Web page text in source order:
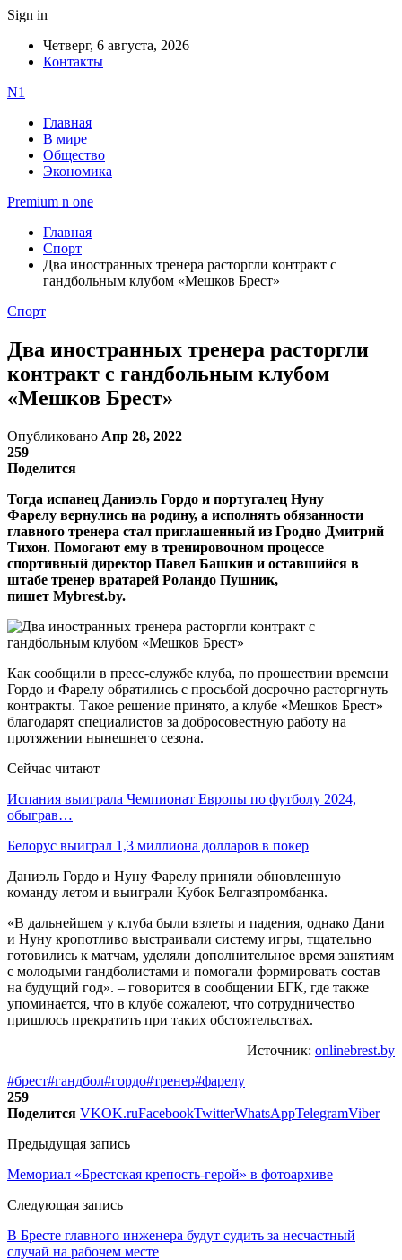
Sign in
Четверг, 6 августа, 2026
Контакты
N1
Главная
В мире
Общество
Экономика
Premium n one
Главная
Спорт
Два иностранных тренера расторгли контракт с
гандбольным клубом «Мешков Брест»
Спорт
Два иностранных тренера расторгли
контракт с гандбольным клубом
«Мешков Брест»
Опубликовано Апр 28, 2022
259
Поделится
Тогда испанец Даниэль Гордо и португалец Нуну
Фарелу вернулись на родину, а исполнять обязанности
главного тренера стал приглашенный из Гродно Дмитрий
Тихон. Помогают ему в тренировочном процессе
спортивный директор Павел Башкин и оставшийся в
штабе тренер вратарей Роландо Пушник,
пишет Mybrest.by.
Как сообщили в пресс-службе клуба, по прошествии времени
Гордо и Фарелу обратились с просьбой досрочно расторгнуть
контракты. Такое решение принято, а клубе «Мешков Брест»
благодарят специалистов за добросовестную работу на
протяжении нынешнего сезона.
Сейчас читают
Испания выиграла Чемпионат Европы по футболу 2024,
обыграв…
Белорус выиграл 1,3 миллиона долларов в покер
Даниэль Гордо и Нуну Фарелу приняли обновленную
команду летом и выиграли Кубок Белгазпромбанка.
«В дальнейшем у клуба были взлеты и падения, однако Дани
и Нуну кропотливо выстраивали систему игры, тщательно
готовились к матчам, уделяли дополнительное время занятиям
с молодыми гандболистами и помогали формировать состав
на будущий год». – говорится в сообщении БГК, где также
упоминается, что в клубе сожалеют, что сотрудничество
пришлось прекратить при таких обстоятельствах.
Источник: onlinebrest.by
#брест#гандбол#гордо#тренер#фарелу
259
Поделится VKOK.ruFacebookTwitterWhatsAppTelegramViber
Предыдущая запись
Мемориал «Брестская крепость-герой» в фотоархиве
Следующая запись
В Бресте главного инженера будут судить за несчастный
случай на рабочем месте